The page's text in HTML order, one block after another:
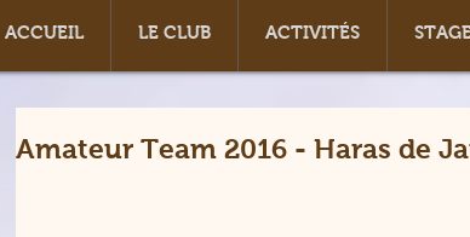
ACCUEIL LE CLUB ACTIVITÉS
Amateur Team 2016 - Haras de